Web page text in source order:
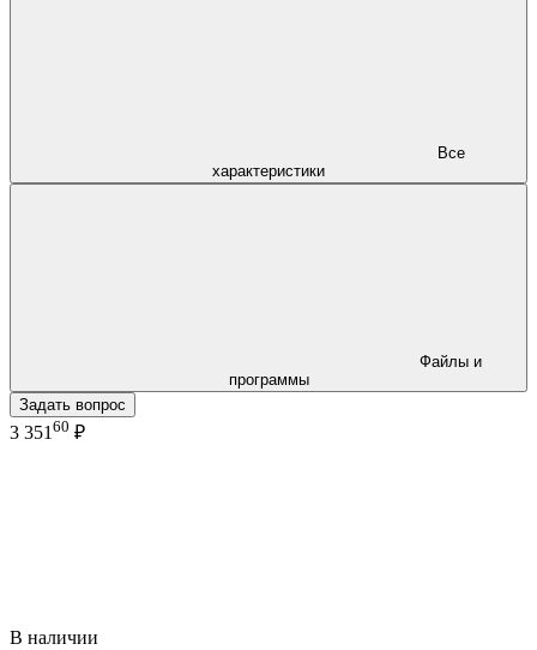
характеристики
программы
Задать вопрос
3 351 60 ₽
В наличии